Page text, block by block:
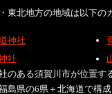
東北地方の地域は以下の
神社
社
のある須賀川市が位置す
島県の6県＋北海道で構